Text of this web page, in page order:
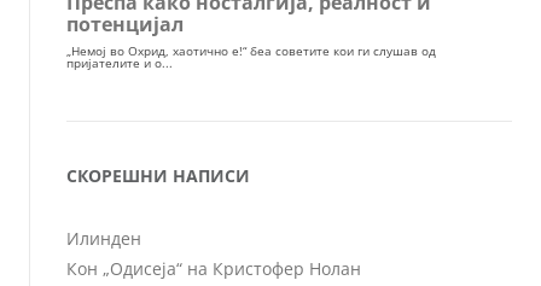
СКОРЕШНИ НАПИСИ
Илинден
Кон „Одисеја“ на Кристофер Нолан